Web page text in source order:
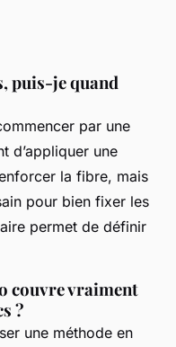
puis-je quand
par une
d’appliquer une
la fibre, mais
pour bien fixer les
permet de définir
couvre vraiment
?
une méthode en